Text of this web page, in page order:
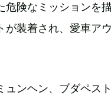
危険なミッションを
が装着され、愛車ア
ュンヘン、ブダペス